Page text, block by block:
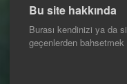
Bu site hakkında
Burası kendinizi ya da
geçenlerden